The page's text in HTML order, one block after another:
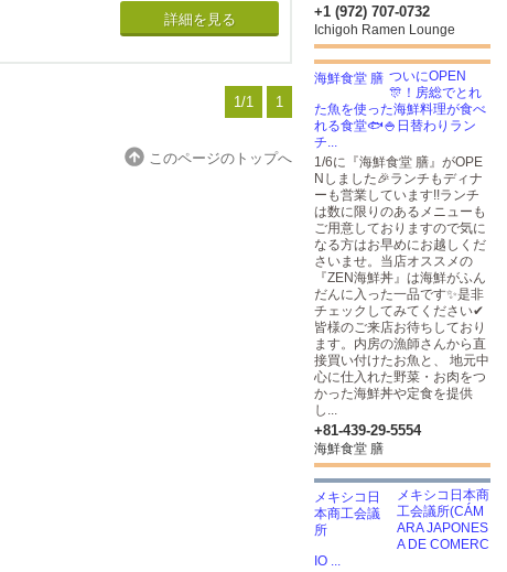
詳細を見る
1/1 1
このページのトップへ
+1 (972) 707-0732
Ichigoh Ramen Lounge
ついにOPEN
🎊！房総でとれ
た魚を使った海鮮料理が食べ
れる食堂🐟🍚日替わりラン
チ...
1/6に『海鮮食堂 膳』がOPE
Nしました🎉ランチもディナ
ーも営業しています!!ランチ
は数に限りのあるメニューも
ご用意しておりますので気に
なる方はお早めにお越しくだ
さいませ。当店オススメの
『ZEN海鮮丼』は海鮮がふん
だんに入った一品です✨是非
チェックしてみてください✔
皆様のご来店お待ちしており
ます。内房の漁師さんから直
接買い付けたお魚と、 地元中
心に仕入れた野菜・お肉をつ
かった海鮮丼や定食を提供
し...
+81-439-29-5554
海鮮食堂 膳
メキシコ日本商
工会議所(CÁM
ARA JAPONES
A DE COMERC
IO ...